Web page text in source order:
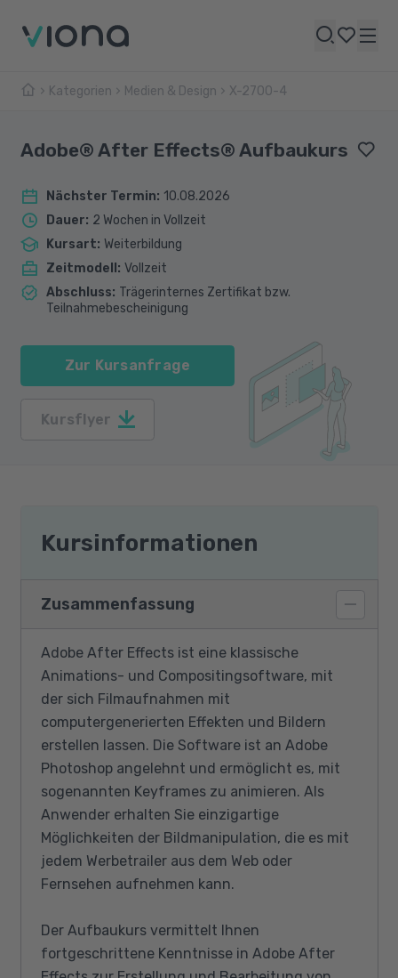
Kategorien Medien & Design X-2700-4
Adobe® After Effects® Aufbaukurs
Nächster Termin: 10.08.2026
Dauer: 2 Wochen in Vollzeit
Kursart: Weiterbildung
Zeitmodell : Vollzeit
Abschluss: Trägerinternes Zertifikat bzw.
Teilnahmebescheinigung
Zur Kursanfrage
Kursflyer
Kursinformationen
Zusammenfassung
Adobe After Effects ist eine klassische
Animations- und Compositingsoftware, mit
der sich Filmaufnahmen mit
computergenerierten Effekten und Bildern
erstellen lassen. Die Software ist an Adobe
Photoshop angelehnt und ermöglicht es, mit
sogenannten Keyframes zu animieren. Als
Anwender erhalten Sie einzigartige
Möglichkeiten der Bildmanipulation, die es mit
jedem Werbetrailer aus dem Web oder
Fernsehen aufnehmen kann.
Der Aufbaukurs vermittelt Ihnen
fortgeschrittene Kenntnisse in Adobe After